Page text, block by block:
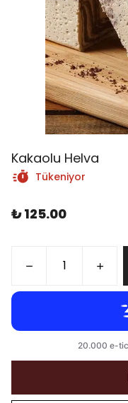
Kakaolu Helva
Tükeniyor
₺ 125.00